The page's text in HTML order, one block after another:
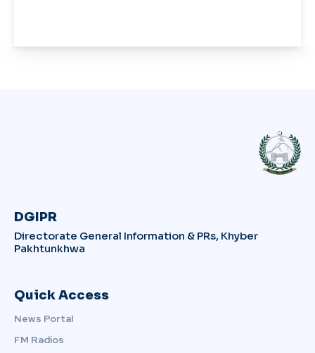
DGIPR
Directorate General Information & PRs, Khyber
Pakhtunkhwa
Quick Access
News Portal
FM Radios